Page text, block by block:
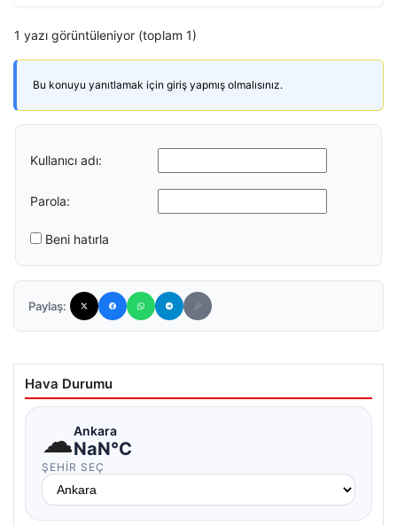
1 yazı görüntüleniyor (toplam 1)
Bu konuyu yanıtlamak için giriş yapmış olmalısınız.
Kullanıcı adı:
Parola:
Beni hatırla
Paylaş:
Hava Durumu
☁Ankara
NaN°C
ŞEHIR SEÇ